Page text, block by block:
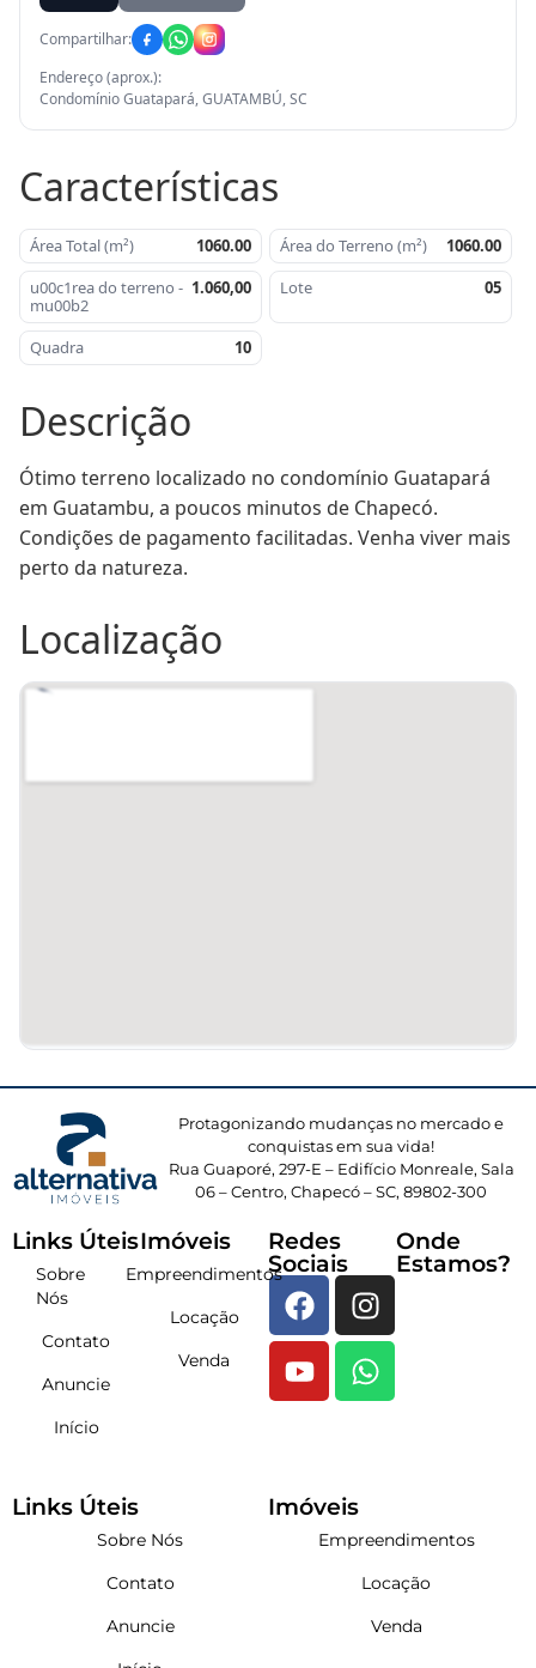
Compartilhar:
Endereço (aprox.):
Condomínio Guatapará, GUATAMBÚ, SC
Características
Área Total (m²) 1060.00 Área do Terreno (m²)
1060.00
u00c1rea do terreno -
mu00b2
1.060,00 Lote 05
Quadra 10
Descrição
Ótimo terreno localizado no condomínio Guatapará
em Guatambu, a poucos minutos de Chapecó.
Condições de pagamento facilitadas. Venha viver mais
perto da natureza.
Localização
Protagonizando mudanças no mercado e
conquistas em sua vida!
Rua Guaporé, 297-E – Edifício Monreale, Sala
06 – Centro, Chapecó – SC, 89802-300
Links Úteis
Sobre
Nós
Contato
Anuncie
Início
Imóveis
Empreendimentos
Locação
Venda
Redes
Sociais
Onde
Estamos?
Links Úteis
Sobre Nós
Contato
Anuncie
Imóveis
Empreendimentos
Locação
Venda